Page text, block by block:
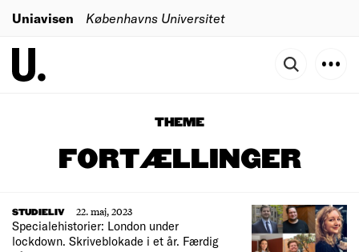
Uniavisen Københavns Universitet
THEME
FORTÆLLINGER
STUDIELIV
22. maj, 2023
Specialehistorier: London under
lockdown. Skriveblokade i et år. Færdig